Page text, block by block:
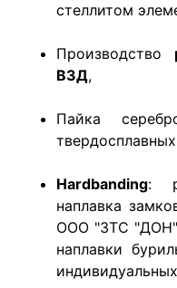
стеллитом
Производство
ВЗД,
Пайка
Hardbanding:
наплавка
ООО "ЗТС "ДОН"
наплавки